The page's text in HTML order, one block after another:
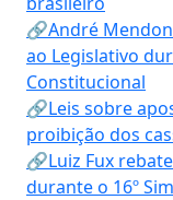
🔗André
ao Legislativo
Constitucional
🔗Leis sobre
proibição dos
🔗Luiz Fux
durante o 16º